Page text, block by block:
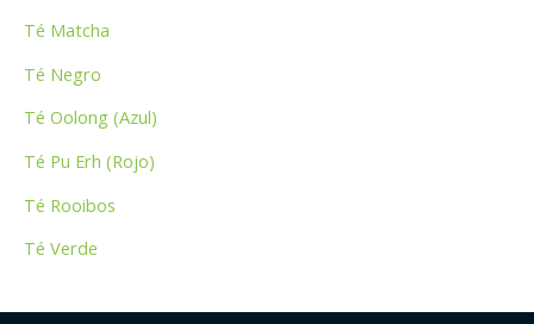
Té Matcha
Té Negro
Té Oolong (Azul)
Té Pu Erh (Rojo)
Té Rooibos
Té Verde